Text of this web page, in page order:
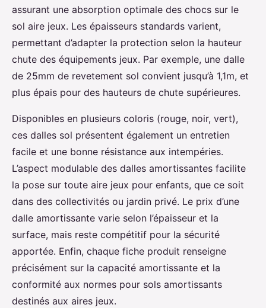
assurant une absorption optimale des chocs sur le
sol aire jeux. Les épaisseurs standards varient,
permettant d’adapter la protection selon la hauteur
chute des équipements jeux. Par exemple, une dalle
de 25mm de revetement sol convient jusqu’à 1,1m, et
plus épais pour des hauteurs de chute supérieures.
Disponibles en plusieurs coloris (rouge, noir, vert),
ces dalles sol présentent également un entretien
facile et une bonne résistance aux intempéries.
L’aspect modulable des dalles amortissantes facilite
la pose sur toute aire jeux pour enfants, que ce soit
dans des collectivités ou jardin privé. Le prix d’une
dalle amortissante varie selon l’épaisseur et la
surface, mais reste compétitif pour la sécurité
apportée. Enfin, chaque fiche produit renseigne
précisément sur la capacité amortissante et la
conformité aux normes pour sols amortissants
destinés aux aires jeux.